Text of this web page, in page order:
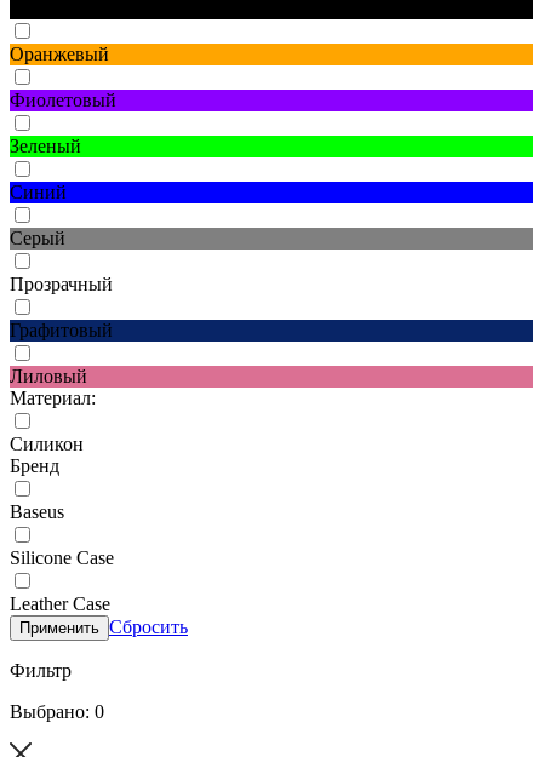
Оранжевый
Фиолетовый
Зеленый
Синий
Серый
Прозрачный
Графитовый
Лиловый
Материал:
Силикон
Бренд
Baseus
Silicone Case
Leather Case
Применить Сбросить
Фильтр
Выбрано: 0